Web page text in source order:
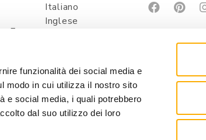
funzionalità dei social media e
modo in cui utilizza il nostro sito
e social media, i quali potrebbero
dal suo utilizzo dei loro
E
Italiano
Inglese